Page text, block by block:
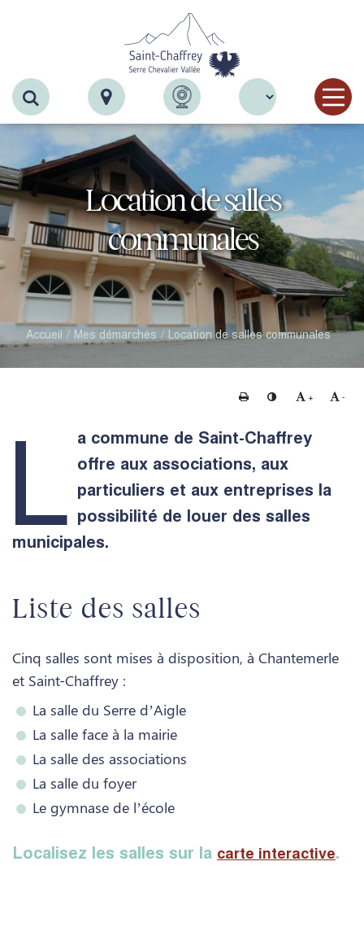
Recherche
Location de salles
communales
Accueil Mes démarches Location de salles communales
Imprimer Changer le contraste
+ Agrandir le
-
L a commune de Saint-Chaffrey
offre aux associations, aux
particuliers et aux entreprises la
possibilité de louer des salles
municipales.
Liste des salles
Cinq salles sont mises à disposition, à Chantemerle
et Saint-Chaffrey :
La salle du Serre d’Aigle
La salle face à la mairie
La salle des associations
La salle du foyer
Le gymnase de l’école
Localisez les salles sur la carte interactive.